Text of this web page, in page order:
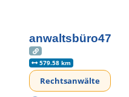
anwaltsbüro47
579.58 km
Rechtsanwälte